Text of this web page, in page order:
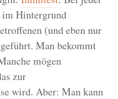
im Hintergrund
(und eben nur
Man bekommt
mögen
zur
wird. Aber: Man kann